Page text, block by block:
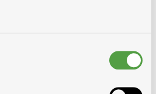
creuxUrsaIsoverRockwool